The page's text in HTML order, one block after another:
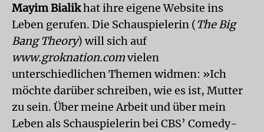
Mayim Bialikhat ihre eigene Website ins
Leben gerufen. Die Schauspielerin (The Big
Bang Theory) will sich auf
www.groknation.comvielen
unterschiedlichen Themen widmen: »Ich
möchte darüber schreiben, wie es ist, Mutter
zu sein. Über meine Arbeit und über mein
Leben als Schauspielerin bei CBS’ Comedy-